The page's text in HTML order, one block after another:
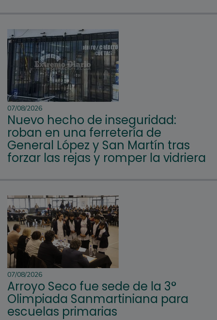
07/08/2026
Nuevo hecho de inseguridad:
roban en una ferretería de
General López y San Martín tras
forzar las rejas y romper la vidriera
07/08/2026
Arroyo Seco fue sede de la 3°
Olimpiada Sanmartiniana para
escuelas primarias